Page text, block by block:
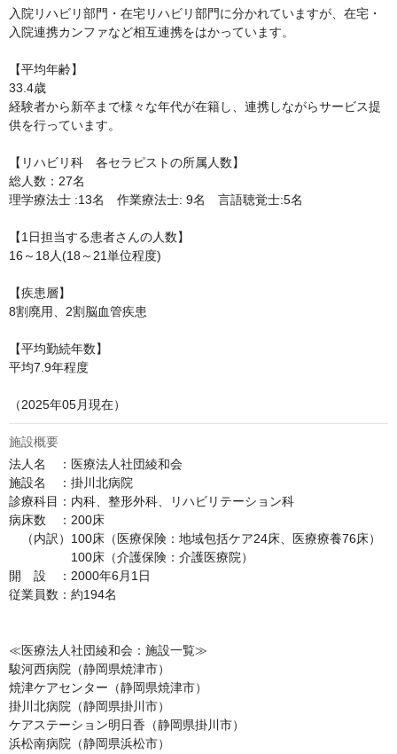
入院リハビリ部門・在宅リハビリ部門に分かれていますが、在宅・
入院連携カンファなど相互連携をはかっています。
【平均年齢】
33.4歳
経験者から新卒まで様々な年代が在籍し、連携しながらサービス提
供を行っています。
【リハビリ科　各セラピストの所属人数】
総人数：27名
理学療法士 :13名　作業療法士: 9名　言語聴覚士:5名
【1日担当する患者さんの人数】
16～18人(18～21単位程度)
【疾患層】
8割廃用、2割脳血管疾患
【平均勤続年数】
平均7.9年程度
（2025年05月現在）
施設概要
法人名　：医療法人社団綾和会
施設名　：掛川北病院
診療科目：内科、整形外科、リハビリテーション科
病床数　：200床
（内訳）100床（医療保険：地域包括ケア24床、医療療養76床）
100床（介護保険：介護医療院）
開　設　：2000年6月1日
従業員数：約194名
≪医療法人社団綾和会：施設一覧≫
駿河西病院（静岡県焼津市）
焼津ケアセンター（静岡県焼津市）
掛川北病院（静岡県掛川市）
ケアステーション明日香（静岡県掛川市）
浜松南病院（静岡県浜松市）